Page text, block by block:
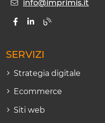
info@imprimis.it
SERVIZI
Strategia digitale
Ecommerce
Siti web